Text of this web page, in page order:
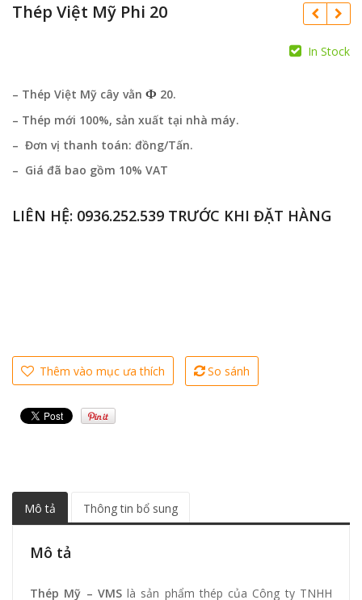
Thép Việt Mỹ Phi 20
In Stock
– Thép Việt Mỹ cây vằn Ф 20.
– Thép mới 100%, sản xuất tại nhà máy.
– Đơn vị thanh toán: đồng/Tấn.
– Giá đã bao gồm 10% VAT
LIÊN HỆ: 0936.252.539 TRƯỚC KHI ĐẶT HÀNG
Thêm vào mục ưa thích So sánh
Mô tả Thông tin bổ sung
Mô tả
Thép Mỹ – VMSlà sản phẩm thép của Công ty TNHH